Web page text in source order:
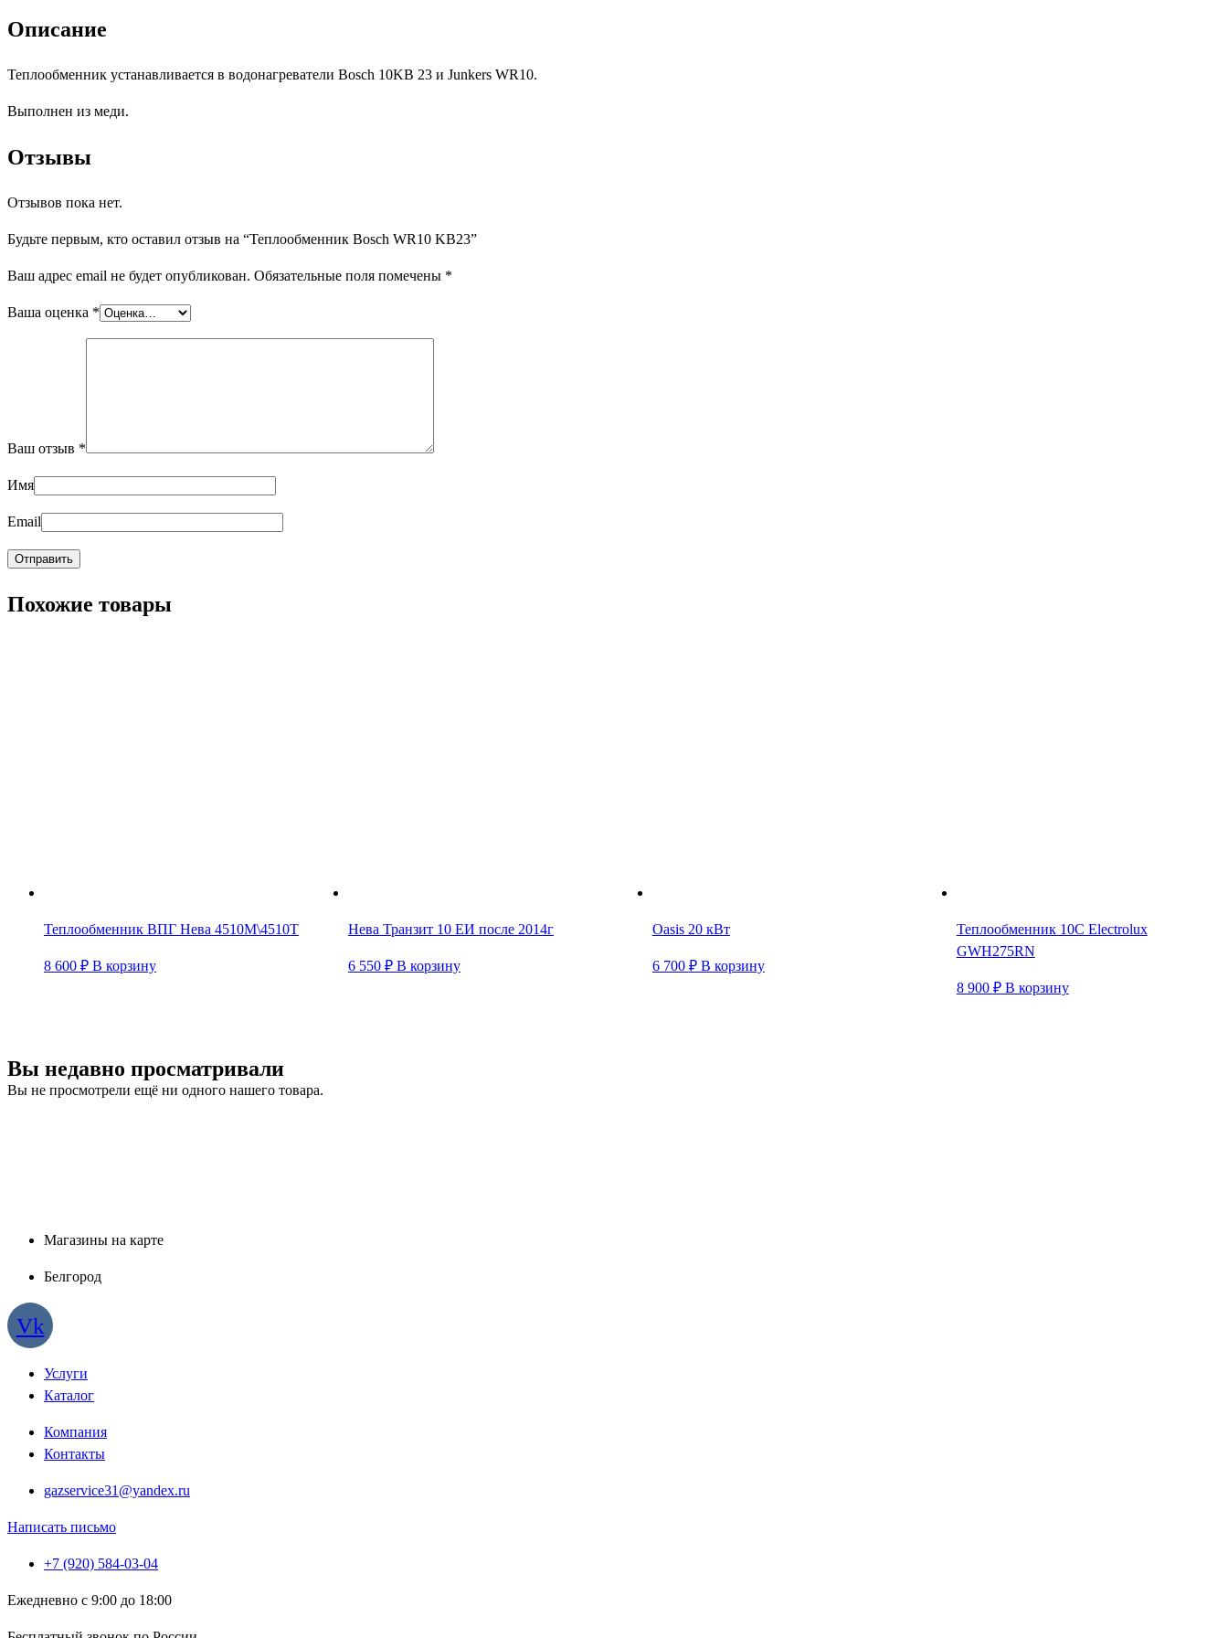
Описание
Теплообменник устанавливается в водонагреватели Bosch 10KB 23 и Junkers WR10.
Выполнен из меди.
Отзывы
Отзывов пока нет.
Будьте первым, кто оставил отзыв на “Теплообменник Bosch WR10 KB23”
Ваш адрес email не будет опубликован. Обязательные поля помечены *
Ваша оценка *
Ваш отзыв *
Имя
Email
Похожие товары
Теплообменник ВПГ Нева 4510М\4510Т
8 600 ₽ В корзину
Нева Транзит 10 ЕИ после 2014г
6 550 ₽ В корзину
Oasis 20 кВт
6 700 ₽ В корзину
Теплообменник 10C Electrolux
GWH275RN
8 900 ₽ В корзину
Вы недавно просматривали
Вы не просмотрели ещё ни одного нашего товара.
Магазины на карте
Белгород
Vk
Услуги
Каталог
Компания
Контакты
gazservice31@yandex.ru
Написать письмо
+7 (920) 584-03-04
Ежедневно с 9:00 до 18:00